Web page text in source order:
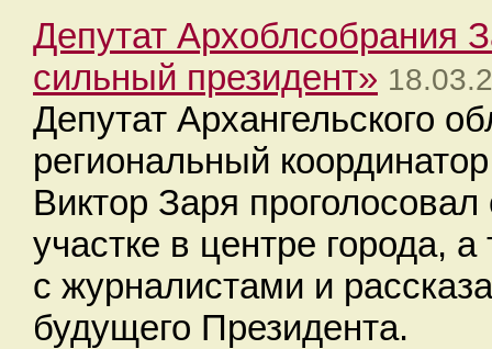
Депутат Архоблсобрания
сильный президент»
Депутат Архангельского
региональный
Виктор Заря
участке в центре города,
с журналистами и
будущего Президента.